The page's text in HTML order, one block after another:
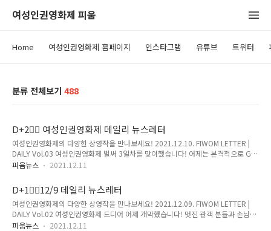
여성인권영화제 피움
Home 여성인권영화제 홈페이지 인스타그램 유튜브 트위터
분류 전체보기 488
D+2🤸‍♀️ 여성인권영화제 데일리 뉴스레터
여성인권영화제의 다양한 상영작을 만나보세요! 2021.12.10. FIWOM LETTER |
DAILY Vol.03 여성인권영화제 벌써 3일차를 맞이했습니다! 어제는 본격적으로 GV
와 피움톡톡이 시작되었는데요그 뜨거운 현장 뉴스레터에 담아보았습니다 그리고
뉴스레터 함께 하시죠! 현장에서 다양한 GV와 FT를 만나보실 수 있습니다! ✨예매로
함께하기 어제의 피움 톡!톡! GV 의 GV가 여성인권영화제 행사의 포문을 열었습니
다. 은 권우정 감독의 작품으로 장애를 가진 딸의 까치발을 소재로 포착한 장애자녀
엄마의 모습을 다룬 다큐멘터리 입니다. 작품에서 감독은 자신이 장애자녀의 엄마로
서 '여성' 과 '엄마' 라는 이름 사이에서 겪..
피움뉴스 2021.12.11
D+1🤸‍♀️12/9 데일리 뉴스레터
여성인권영화제의 다양한 상영작을 만나보세요! 2021.12.09. FIWOM LETTER |
DAILY Vol.02 여성인권영화제 드디어 어제 개막했습니다! 멋진 관객 분들과 손님들
이 자리를 빛내주셨습니다. 오늘부터 다양한 영화와 행사들이 CGV 압구정 아트하우
피움뉴스 2021.12.11